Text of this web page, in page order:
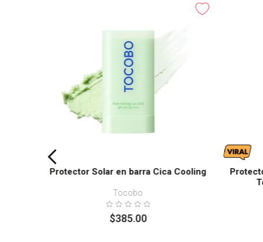
Protector Solar en barra Cica Cooling
Tocobo
$385.00